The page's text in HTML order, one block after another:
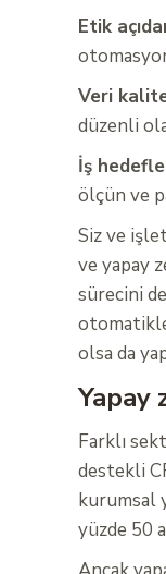
Etik
Veri
düzenli
İş
ölçün ve
Siz ve
ve yapay
sürecini
olsa da
Yapay
Farklı
destekli
kurumsal
yüzde 50